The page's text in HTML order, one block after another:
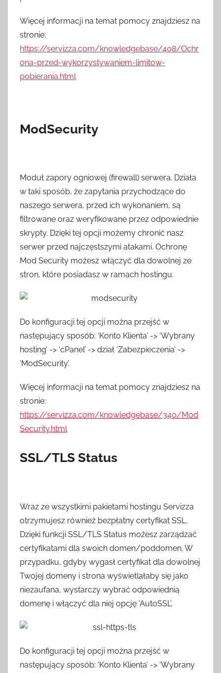
Więcej informacji na temat pomocy znajdziesz na
stronie:
https://servizza.com/knowledgebase/408/Ochr
ona-przed-wykorzystywaniem-limitow-
pobierania.html
ModSecurity
Moduł zapory ogniowej (firewall) serwera. Działa
w taki sposób, że zapytania przychodzące do
naszego serwera, przed ich wykonaniem, są
filtrowane oraz weryfikowane przez odpowiednie
skrypty. Dzięki tej opcji możemy chronić nasz
serwer przed najczęstszymi atakami. Ochronę
Mod Security możesz włączyć dla dowolnej ze
stron, które posiadasz w ramach hostingu.
Do konfiguracji tej opcji można przejść w
następujący sposób: ‘Konto Klienta’ -> ‘Wybrany
hosting’ -> ‘cPanel’ -> dział ‘Zabezpieczenia’ ->
‘ModSecurity’.
Więcej informacji na temat pomocy znajdziesz na
stronie:
https://servizza.com/knowledgebase/340/Mod
Security.html
SSL/TLS Status
Wraz ze wszystkimi pakietami hostingu Servizza
otrzymujesz również bezpłatny certyfikat SSL.
Dzięki funkcji SSL/TLS Status możesz zarządzać
certyfikatami dla swoich domen/poddomen. W
przypadku, gdyby wygasł certyfikat dla dowolnej
Twojej domeny i strona wyświetlałaby się jako
niezaufana, wystarczy wybrać odpowiednią
domenę i włączyć dla niej opcję 'AutoSSL’.
Do konfiguracji tej opcji można przejść w
następujący sposób: ‘Konto Klienta’ -> ‘Wybrany